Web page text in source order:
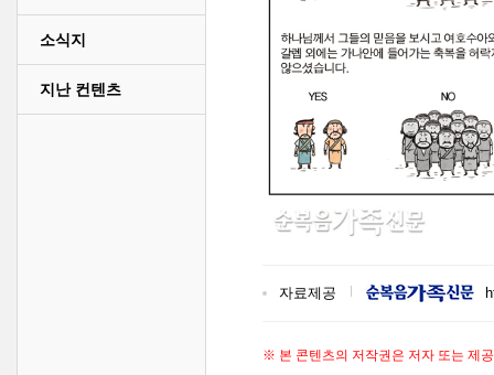
소식지
지난 컨텐츠
자료제공
※ 본 콘텐츠의 저작권은 저자 또는 제